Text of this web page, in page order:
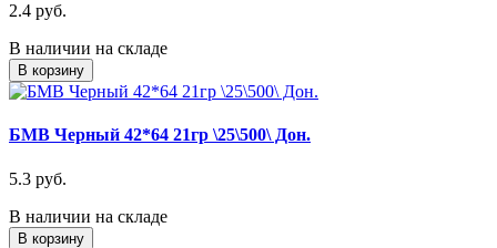
2.4 руб.
В наличии на складе
В корзину
БМВ Черный 42*64 21гр \25\500\ Дон.
5.3 руб.
В наличии на складе
В корзину